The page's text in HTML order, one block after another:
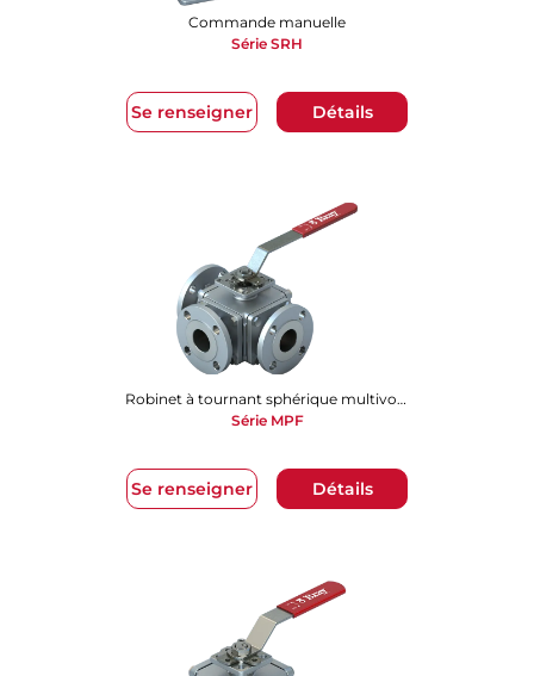
Se renseigner Détails
Commande manuelle
Série SRH
Se renseigner Détails
Robinet à tournant sphérique multivoies
Série MPF